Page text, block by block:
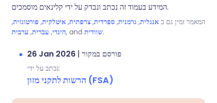
המידע בעמוד זה נכתב ונבדק על ידי קלינאים מוסמכים.
המאמר זמין גם ב אנגלית, גרמנית, ספרדית, צרפתית, איטלקית, פורטוגזית,
הינדי, עברית, ערבית , and שוודית.
26 Jan 2026 | פורסם במקור
נכתב על ידי:
הרשות לתקני מזון (FSA)